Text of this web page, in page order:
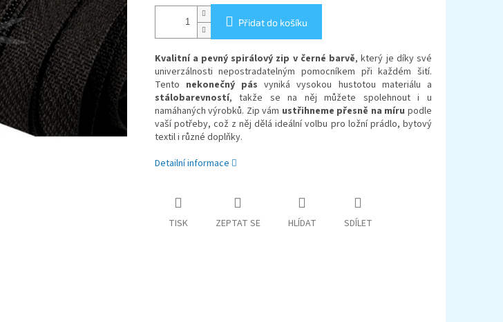
Přidat do košíku
Kvalitní a pevný spirálový zip v černé barvě, který je díky své
univerzálnosti nepostradatelným pomocníkem při každém šití.
Tento nekonečný pás vyniká vysokou hustotou materiálu a
stálobarevností, takže se na něj můžete spolehnout i u
namáhaných výrobků. Zip vám ustřihneme přesně na míru podle
vaší potřeby, což z něj dělá ideální volbu pro ložní prádlo, bytový
textil i různé doplňky.
Detailní informace
TISK ZEPTAT SE HLÍDAT SDÍLET